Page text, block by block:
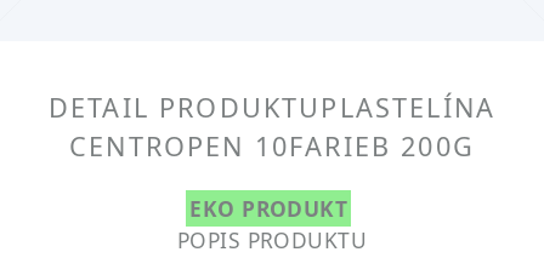
DETAIL PRODUKTU PLASTELÍNA
CENTROPEN 10FARIEB 200G
EKO PRODUKT
POPIS PRODUKTU